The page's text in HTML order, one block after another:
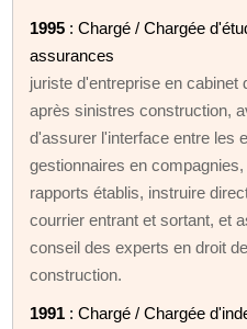
1995 : Chargé / Chargée
assurances
juriste d'entreprise en cabinet
après sinistres construction,
d'assurer l'interface entre les
gestionnaires en
rapports établis, instruire
courrier entrant et sortant, et
conseil des experts en droit
construction.
1991 : Chargé / Chargée